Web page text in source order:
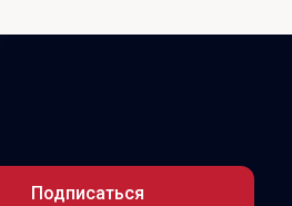
Подписаться